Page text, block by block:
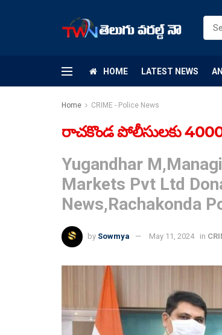
HOME LATEST NEWS
Home CRIME - Police News
రాచకొండ పోలీసులకు
Yugandhar
Markets Pvt Ltd
News,Rachakonda
by Sowmya May 11, 2024 in